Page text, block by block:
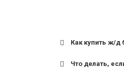
Как купить ж/д
Что делать,